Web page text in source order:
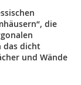
die
das dicht
und Wände